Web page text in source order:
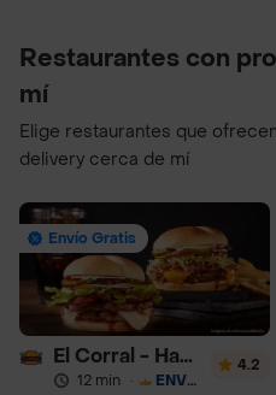
Restaurantes con
mí
Elige restaurantes que
delivery cerca de mí
Envío Gratis
El Corral - Hamburguesa
12 min · ENVÍO GRATIS
4.2